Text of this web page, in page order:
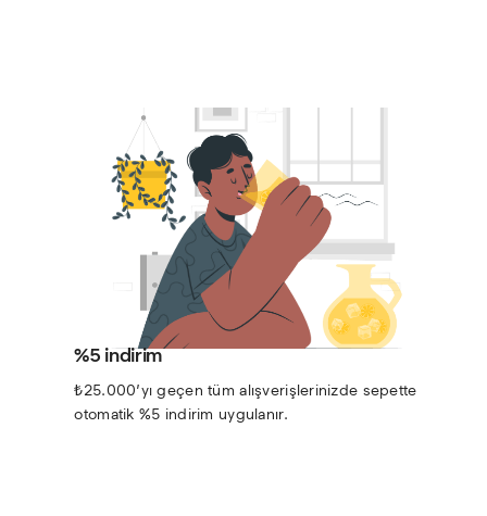
%5 indirim
₺25.000’yı geçen tüm alışverişlerinizde sepette
otomatik %5 indirim uygulanır.